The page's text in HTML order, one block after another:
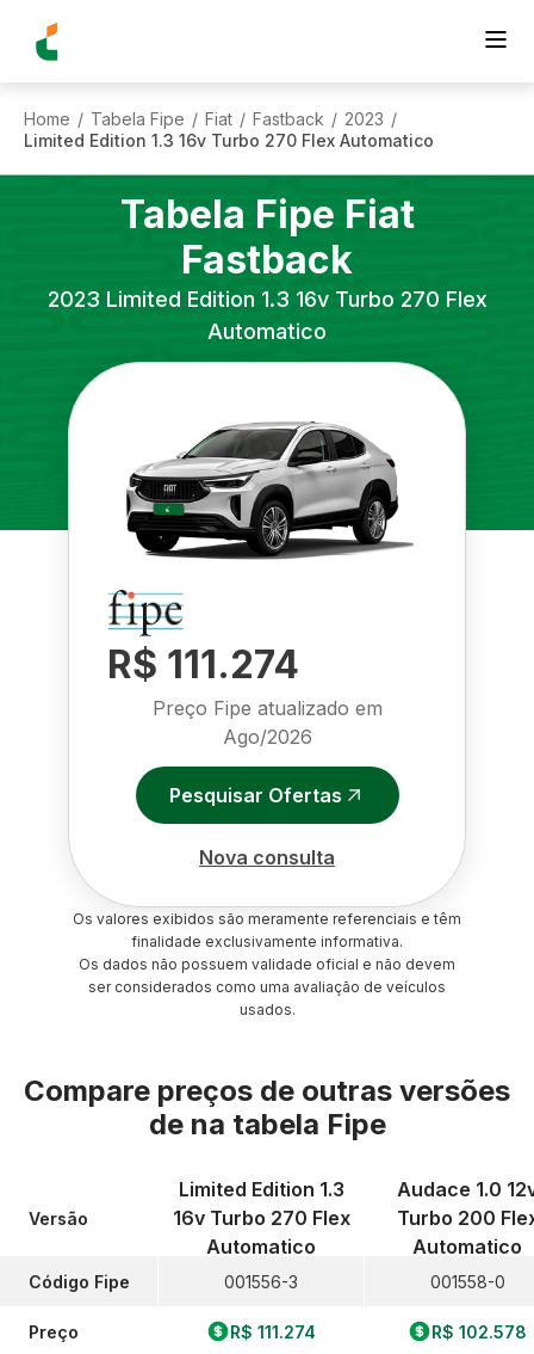
Home / Tabela Fipe / Fiat / Fastback / 2023 /
Limited Edition 1.3 16v Turbo 270 Flex Automatico
Tabela Fipe Fiat
Fastback
2023 Limited Edition 1.3 16v Turbo 270 Flex
Automatico
R$ 111.274
Preço Fipe atualizado em
Ago/2026
Pesquisar Ofertas
Nova consulta
Os valores exibidos são meramente referenciais e têm
finalidade exclusivamente informativa.
Os dados não possuem validade oficial e não devem
ser considerados como uma avaliação de veículos
usados.
Compare preços de outras versões
de na tabela Fipe
Versão
Código Fipe
Preço
Limited Edition 1.3
16v Turbo 270 Flex
Automatico
001556-3
R$ 111.274
Audace 1.0
Turbo 200
Automatico
001558-0
R$ 102.578